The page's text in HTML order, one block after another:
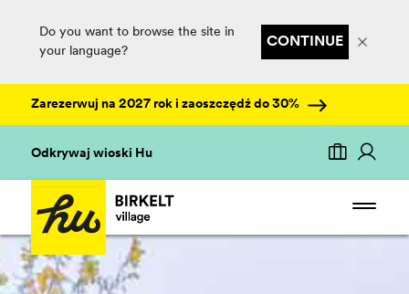
Do you want to browse the site in
your language?
CONTINUE
Zarezerwuj na 2027 rok i zaoszczędź do 30%
Odkrywaj wioski Hu